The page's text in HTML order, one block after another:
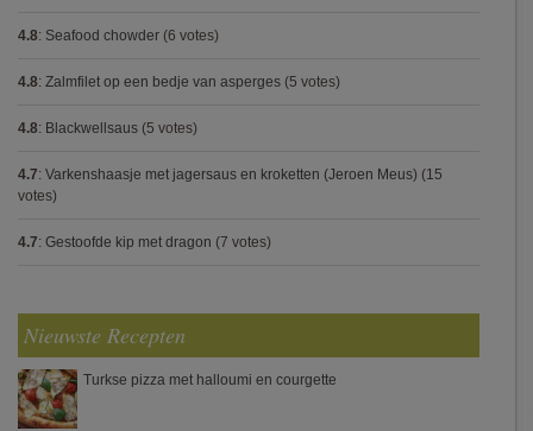
4.8: Seafood chowder (6 votes)
4.8: Zalmfilet op een bedje van asperges (5 votes)
4.8: Blackwellsaus (5 votes)
4.7: Varkenshaasje met jagersaus en kroketten (Jeroen Meus) (15
votes)
4.7: Gestoofde kip met dragon (7 votes)
Nieuwste Recepten
Turkse pizza met halloumi en courgette